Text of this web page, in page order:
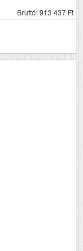
Bruttó: 913 437 Ft